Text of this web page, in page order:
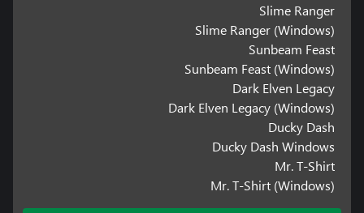
Slime Ranger
Slime Ranger (Windows)
Sunbeam Feast
Sunbeam Feast (Windows)
Dark Elven Legacy
Dark Elven Legacy (Windows)
Ducky Dash
Ducky Dash Windows
Mr. T-Shirt
Mr. T-Shirt (Windows)